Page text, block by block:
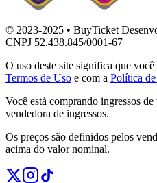
© 2023-2025 • BuyTicket
CNPJ 52.438.845/0001-67
O uso deste site significa que
Termos de Uso e com a Política
Você está comprando ingressos
vendedora de ingressos.
Os preços são definidos pelos
acima do valor nominal.